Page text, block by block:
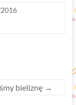
bieliznę →